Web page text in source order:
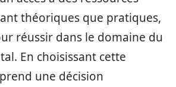
théoriques que pratiques,
réussir dans le domaine du
En choisissant cette
une décision